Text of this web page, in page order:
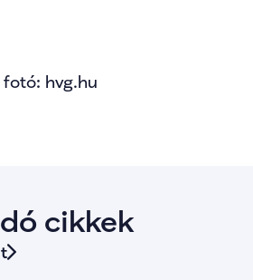
fotó: hvg.hu
cikkek